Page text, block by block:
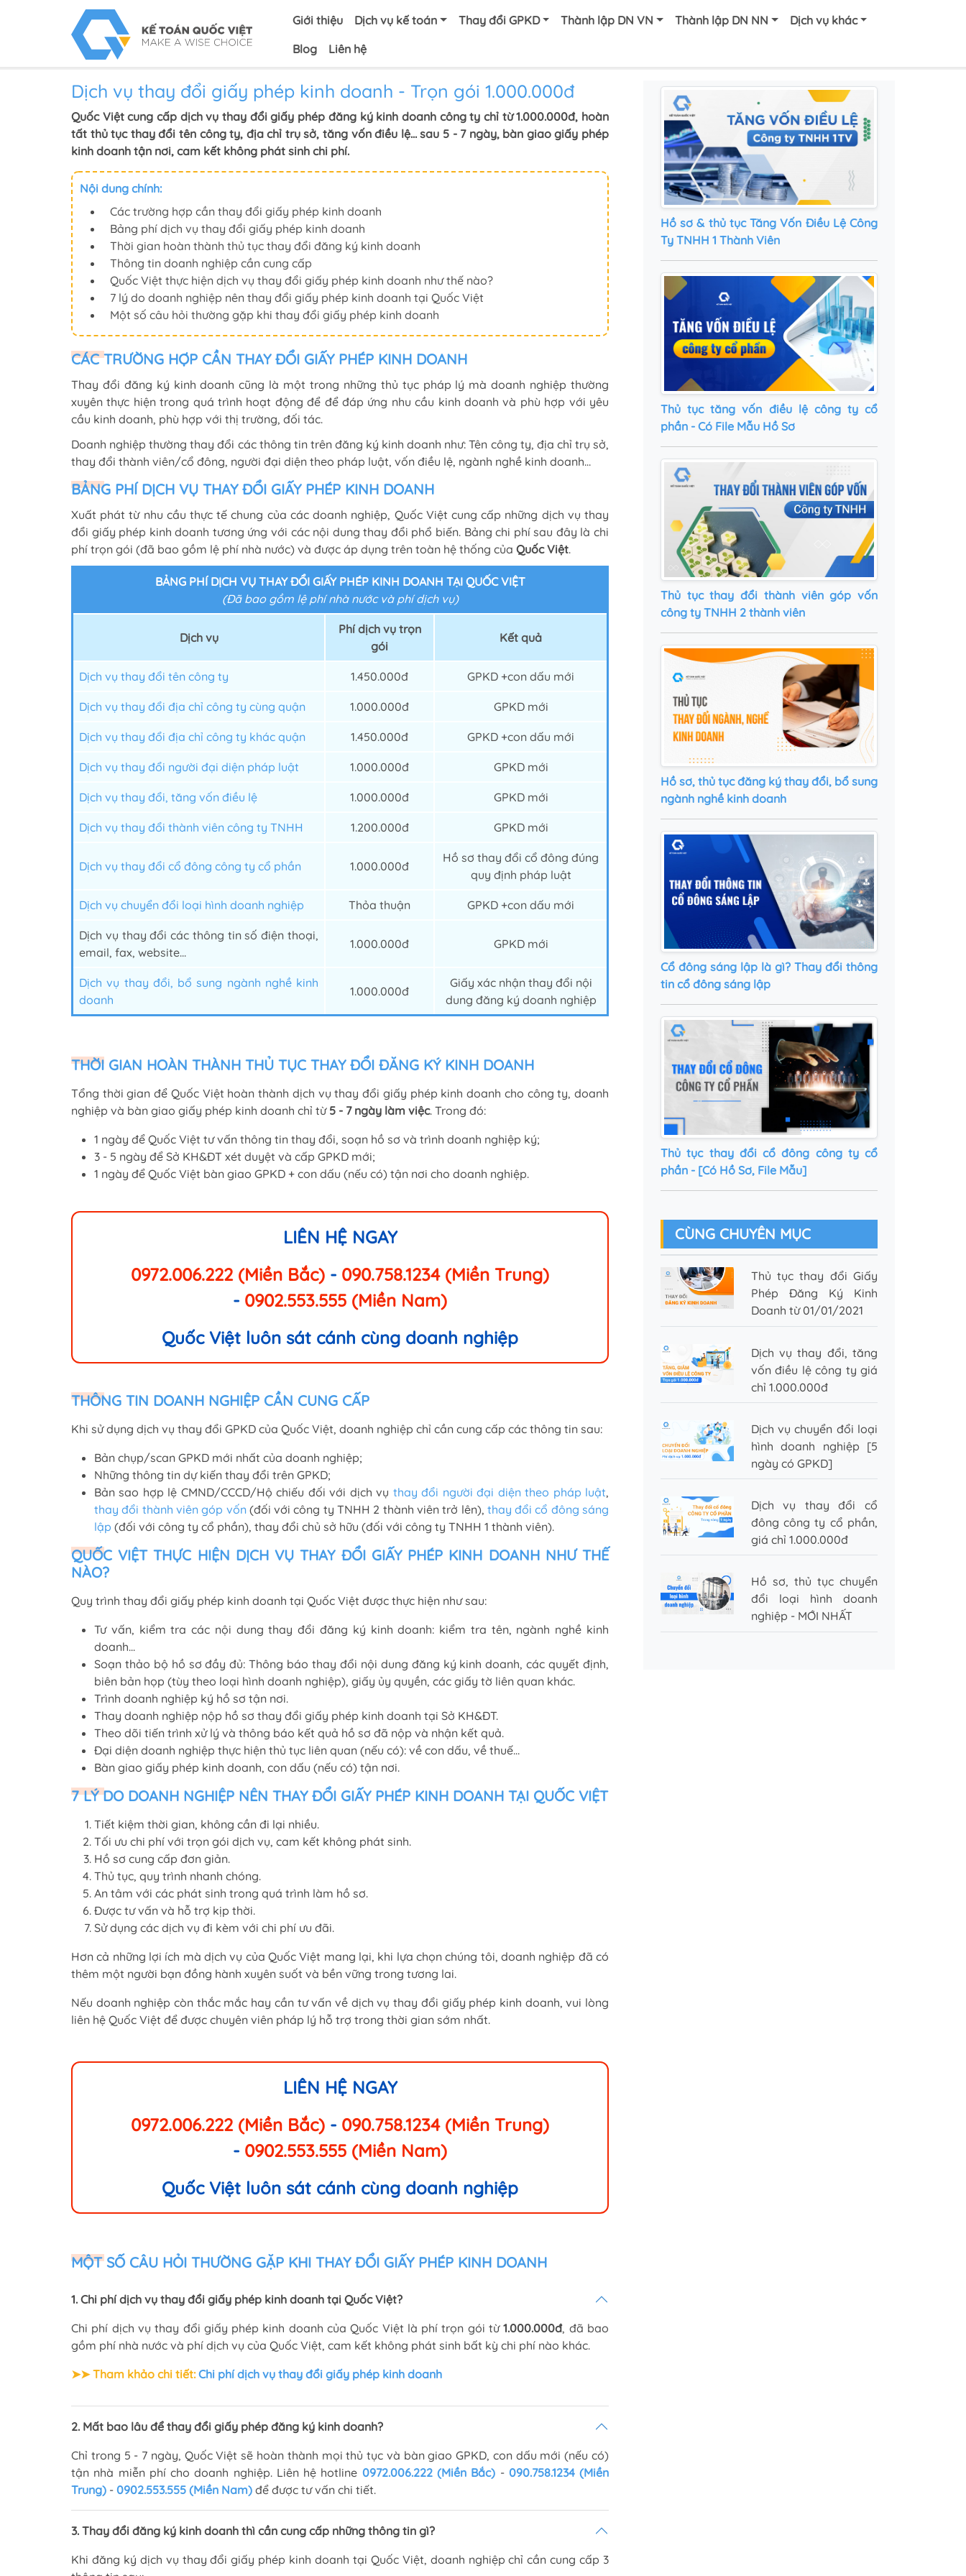
Giới thiệu Dịch vụ kế toán Thay đổi GPKD Thành lập DN VN Thành lập DN NN
Dịch vụ khác
Blog
Liên hệ
Dịch vụ thay đổi giấy phép kinh doanh - Trọn gói 1.000.000đ
Quốc Việt cung cấp dịch vụ thay đổi giấy phép đăng ký kinh doanh công ty chỉ từ 1.000.000đ, hoàn
tất thủ tục thay đổi tên công ty, địa chỉ trụ sở, tăng vốn điều lệ… sau 5 - 7 ngày, bàn giao giấy phép
kinh doanh tận nơi, cam kết không phát sinh chi phí.
Nội dung chính:
Các trường hợp cần thay đổi giấy phép kinh doanh
Bảng phí dịch vụ thay đổi giấy phép kinh doanh
Thời gian hoàn thành thủ tục thay đổi đăng ký kinh doanh
Thông tin doanh nghiệp cần cung cấp
Quốc Việt thực hiện dịch vụ thay đổi giấy phép kinh doanh như thế nào?
7 lý do doanh nghiệp nên thay đổi giấy phép kinh doanh tại Quốc Việt
Một số câu hỏi thường gặp khi thay đổi giấy phép kinh doanh
CÁC TRƯỜNG HỢP CẦN THAY ĐỔI GIẤY PHÉP KINH DOANH
Thay đổi đăng ký kinh doanh cũng là một trong những thủ tục pháp lý mà doanh nghiệp thường
xuyên thực hiện trong quá trình hoạt động để để đáp ứng nhu cầu kinh doanh và phù hợp với yêu
cầu kinh doanh, phù hợp với thị trường, đối tác.
Doanh nghiệp thường thay đổi các thông tin trên đăng ký kinh doanh như: Tên công ty, địa chỉ trụ sở,
thay đổi thành viên/cổ đông, người đại diện theo pháp luật, vốn điều lệ, ngành nghề kinh doanh…
BẢNG PHÍ DỊCH VỤ THAY ĐỔI GIẤY PHÉP KINH DOANH
Xuất phát từ nhu cầu thực tế chung của các doanh nghiệp, Quốc Việt cung cấp những dịch vụ thay
đổi giấy phép kinh doanh tương ứng với các nội dung thay đổi phổ biến. Bảng chi phí sau đây là chi
phí trọn gói (đã bao gồm lệ phí nhà nước) và được áp dụng trên toàn hệ thống của Quốc Việt.
BẢNG PHÍ DỊCH VỤ THAY ĐỔI GIẤY PHÉP KINH DOANH TẠI QUỐC VIỆT
(Đã bao gồm lệ phí nhà nước và phí dịch vụ)
Dịch vụ
Phí dịch vụ trọn
gói
Kết quả
Dịch vụ thay đổi tên công ty 1.450.000đ GPKD +con dấu mới
Dịch vụ thay đổi địa chỉ công ty cùng quận 1.000.000đ GPKD mới
Dịch vụ thay đổi địa chỉ công ty khác quận 1.450.000đ GPKD +con dấu mới
Dịch vụ thay đổi người đại diện pháp luật 1.000.000đ GPKD mới
Dịch vụ thay đổi, tăng vốn điều lệ 1.000.000đ GPKD mới
Dịch vụ thay đổi thành viên công ty TNHH 1.200.000đ GPKD mới
Dịch vụ thay đổi cổ đông công ty cổ phần 1.000.000đ
Hồ sơ thay đổi cổ đông đúng
quy định pháp luật
Dịch vụ chuyển đổi loại hình doanh nghiệp Thỏa thuận GPKD +con dấu mới
Dịch vụ thay đổi các thông tin số điện thoại,
email, fax, website...
1.000.000đ GPKD mới
Dịch vụ thay đổi, bổ sung ngành nghề kinh
doanh
1.000.000đ
Giấy xác nhận thay đổi nội
dung đăng ký doanh nghiệp
THỜI GIAN HOÀN THÀNH THỦ TỤC THAY ĐỔI ĐĂNG KÝ KINH DOANH
Tổng thời gian để Quốc Việt hoàn thành dịch vụ thay đổi giấy phép kinh doanh cho công ty, doanh
nghiệp và bàn giao giấy phép kinh doanh chỉ từ 5 - 7 ngày làm việc. Trong đó:
1 ngày để Quốc Việt tư vấn thông tin thay đổi, soạn hồ sơ và trình doanh nghiệp ký;
3 - 5 ngày để Sở KH&ĐT xét duyệt và cấp GPKD mới;
1 ngày để Quốc Việt bàn giao GPKD + con dấu (nếu có) tận nơi cho doanh nghiệp.
LIÊN HỆ NGAY
0972.006.222 (Miền Bắc) - 090.758.1234 (Miền Trung)
- 0902.553.555 (Miền Nam)
Quốc Việt luôn sát cánh cùng doanh nghiệp
THÔNG TIN DOANH NGHIỆP CẦN CUNG CẤP
Khi sử dụng dịch vụ thay đổi GPKD của Quốc Việt, doanh nghiệp chỉ cần cung cấp các thông tin sau:
Bản chụp/scan GPKD mới nhất của doanh nghiệp;
Những thông tin dự kiến thay đổi trên GPKD;
Bản sao hợp lệ CMND/CCCD/Hộ chiếu đối với dịch vụ thay đổi người đại diện theo pháp luật,
thay đổi thành viên góp vốn(đối với công ty TNHH 2 thành viên trở lên), thay đổi cổ đông sáng
lập (đối với công ty cổ phần), thay đổi chủ sở hữu (đối với công ty TNHH 1 thành viên).
QUỐC VIỆT THỰC HIỆN DỊCH VỤ THAY ĐỔI GIẤY PHÉP KINH DOANH NHƯ THẾ
NÀO?
Quy trình thay đổi giấy phép kinh doanh tại Quốc Việt được thực hiện như sau:
Tư vấn, kiểm tra các nội dung thay đổi đăng ký kinh doanh: kiểm tra tên, ngành nghề kinh
doanh...
Soạn thảo bộ hồ sơ đầy đủ: Thông báo thay đổi nội dung đăng ký kinh doanh, các quyết định,
biên bản họp (tùy theo loại hình doanh nghiệp), giấy ủy quyền, các giấy tờ liên quan khác.
Trình doanh nghiệp ký hồ sơ tận nơi.
Thay doanh nghiệp nộp hồ sơ thay đổi giấy phép kinh doanh tại Sở KH&ĐT.
Theo dõi tiến trình xử lý và thông báo kết quả hồ sơ đã nộp và nhận kết quả.
Đại diện doanh nghiệp thực hiện thủ tục liên quan (nếu có): về con dấu, về thuế…
Bàn giao giấy phép kinh doanh, con dấu (nếu có) tận nơi.
7 LÝ DO DOANH NGHIỆP NÊN THAY ĐỔI GIẤY PHÉP KINH DOANH TẠI QUỐC VIỆT
Tiết kiệm thời gian, không cần đi lại nhiều.
Tối ưu chi phí với trọn gói dịch vụ, cam kết không phát sinh.
Hồ sơ cung cấp đơn giản.
Thủ tục, quy trình nhanh chóng.
An tâm với các phát sinh trong quá trình làm hồ sơ.
Được tư vấn và hỗ trợ kịp thời.
Sử dụng các dịch vụ đi kèm với chi phí ưu đãi.
Hơn cả những lợi ích mà dịch vụ của Quốc Việt mang lại, khi lựa chọn chúng tôi, doanh nghiệp đã có
thêm một người bạn đồng hành xuyên suốt và bền vững trong tương lai.
Nếu doanh nghiệp còn thắc mắc hay cần tư vấn về dịch vụ thay đổi giấy phép kinh doanh, vui lòng
liên hệ Quốc Việt để được chuyên viên pháp lý hỗ trợ trong thời gian sớm nhất.
LIÊN HỆ NGAY
0972.006.222 (Miền Bắc) - 090.758.1234 (Miền Trung)
- 0902.553.555 (Miền Nam)
Quốc Việt luôn sát cánh cùng doanh nghiệp
MỘT SỐ CÂU HỎI THƯỜNG GẶP KHI THAY ĐỔI GIẤY PHÉP KINH DOANH
1. Chi phí dịch vụ thay đổi giấy phép kinh doanh tại Quốc Việt?
Chi phí dịch vụ thay đổi giấy phép kinh doanh của Quốc Việt là phí trọn gói từ1.000.000đ, đã bao
gồm phí nhà nước và phí dịch vụ của Quốc Việt, cam kết không phát sinh bất kỳ chi phí nào khác.
➤➤ Tham khảo chi tiết: Chi phí dịch vụ thay đổi giấy phép kinh doanh
2. Mất bao lâu để thay đổi giấy phép đăng ký kinh doanh?
Chỉ trong 5 - 7 ngày, Quốc Việt sẽ hoàn thành mọi thủ tục và bàn giao GPKD, con dấu mới (nếu có)
tận nhà miễn phí cho doanh nghiệp. Liên hệ hotline 0972.006.222 (Miền Bắc) - 090.758.1234 (Miền
Trung) - 0902.553.555 (Miền Nam) để được tư vấn chi tiết.
3. Thay đổi đăng ký kinh doanh thì cần cung cấp những thông tin gì?
Khi đăng ký dịch vụ thay đổi giấy phép kinh doanh tại Quốc Việt, doanh nghiệp chỉ cần cung cấp 3
Hồ sơ & thủ tục Tăng Vốn Điều Lệ Công
Ty TNHH 1 Thành Viên
Thủ tục tăng vốn điều lệ công ty cổ
phần - Có File Mẫu Hồ Sơ
Thủ tục thay đổi thành viên góp vốn
công ty TNHH 2 thành viên
Hồ sơ, thủ tục đăng ký thay đổi, bổ sung
ngành nghề kinh doanh
Cổ đông sáng lập là gì? Thay đổi thông
tin cổ đông sáng lập
Thủ tục thay đổi cổ đông công ty cổ
phần - [Có Hồ Sơ, File Mẫu]
CÙNG CHUYÊN MỤC
Thủ tục thay đổi Giấy
Phép Đăng Ký Kinh
Doanh từ 01/01/2021
Dịch vụ thay đổi, tăng
vốn điều lệ công ty giá
chỉ 1.000.000đ
Dịch vụ chuyển đổi loại
hình doanh nghiệp [5
ngày có GPKD]
Dịch vụ thay đổi cổ
đông công ty cổ phần,
giá chỉ 1.000.000đ
Hồ sơ, thủ tục chuyển
đổi loại hình doanh
nghiệp - MỚI NHẤT